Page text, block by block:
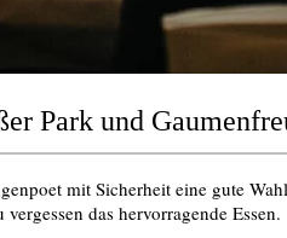
Park und
mit Sicherheit eine gute
das hervorragende Essen.